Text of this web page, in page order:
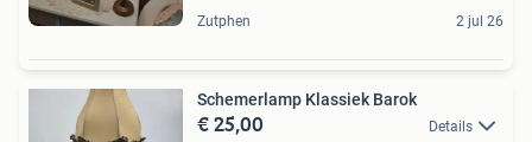
Zutphen 2 jul 26
Schemerlamp Klassiek Barok
€ 25,00 Details